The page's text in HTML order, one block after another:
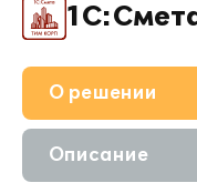
О решении
Приобретение
Описание